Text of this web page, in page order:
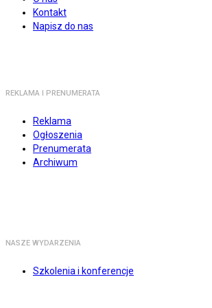
Kontakt
Napisz do nas
REKLAMA I PRENUMERATA
Reklama
Ogłoszenia
Prenumerata
Archiwum
NASZE WYDARZENIA
Szkolenia i konferencje